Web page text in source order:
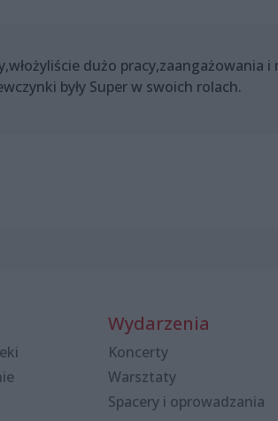
dużo pracy,zaangażowania i
były Super w swoich rolach.
Wydarzenia
Koncerty
Warsztaty
Spacery i oprowadzania